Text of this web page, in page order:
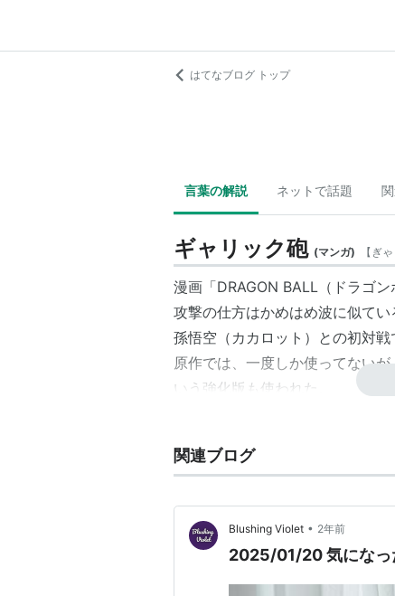
はてなブログ トップ
言葉の解説 ネットで話題
ギャリック砲 (マンガ) 【 ぎ
漫画「DRAGON BALL（ドラゴ
攻撃の仕方はかめはめ波に似てい
孫悟空（カカロット）との初対戦
原作では、一度しか使ってない
いう強化版も使われた。
関連ブログ
Blushing Violet • 2年前
2025/01/20 気になっ